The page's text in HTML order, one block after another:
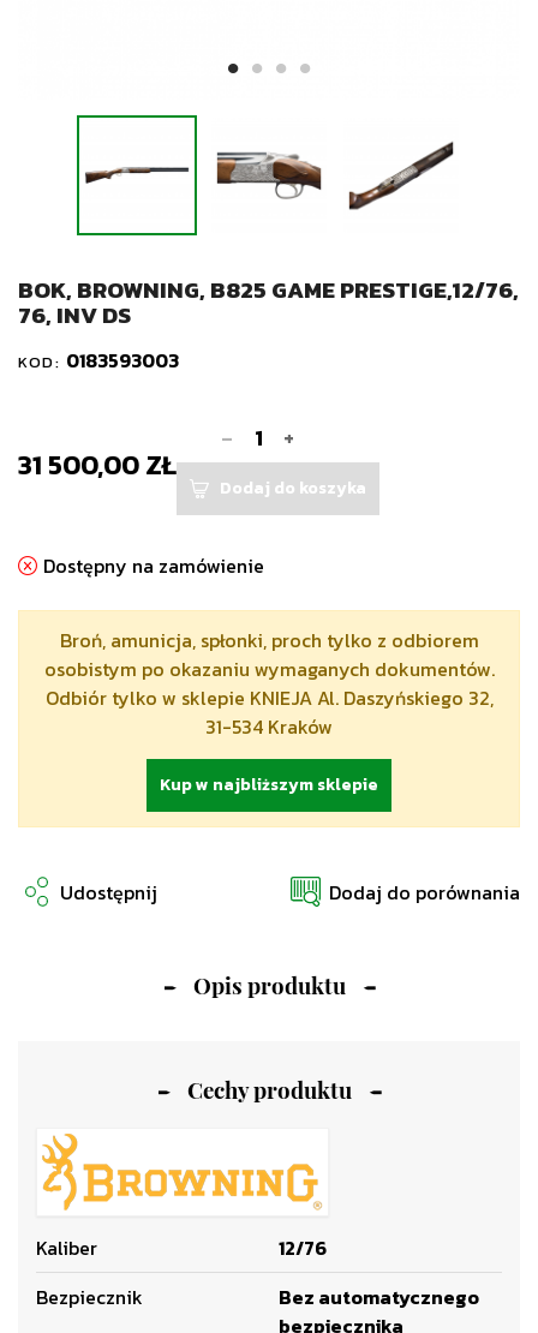
BOK, BROWNING, B825 GAME PRESTIGE,12/76,
76, INV DS
KOD: 0183593003
31 500,00 ZŁ
- +
Dodaj do koszyka
Dostępny na zamówienie
Broń, amunicja, spłonki, proch tylko z odbiorem
osobistym po okazaniu wymaganych dokumentów.
Odbiór tylko w sklepie KNIEJA Al. Daszyńskiego 32,
31-534 Kraków
Kup w najbliższym sklepie
Udostępnij Dodaj do porównania
Cechy produktu
Kaliber
12/76
Bezpiecznik
Bez automatycznego
bezpiecznika
Opis produktu